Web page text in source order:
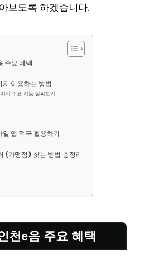
보도록 하겠습니다.
주요 혜택
이용하는 방법
지 주요 기능 살펴보기
앱 적극 활용하기
(가맹점) 찾는 방법 총정리
천e음 주요 혜택